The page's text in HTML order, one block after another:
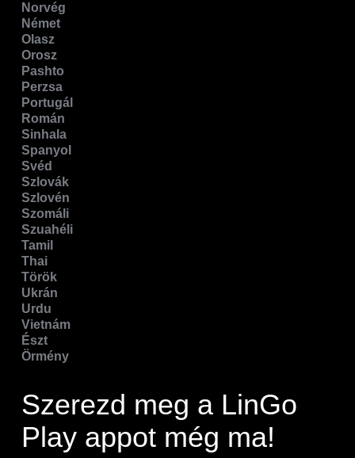
Norvég
Német
Olasz
Orosz
Pashto
Perzsa
Portugál
Román
Sinhala
Spanyol
Svéd
Szlovák
Szlovén
Szomáli
Szuahéli
Tamil
Thai
Török
Ukrán
Urdu
Vietnám
Észt
Örmény
Szerezd meg a LinGo
Play appot még ma!